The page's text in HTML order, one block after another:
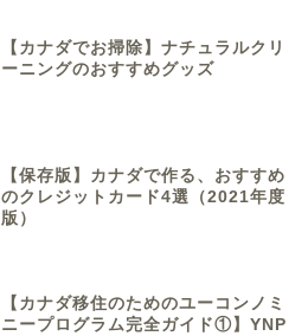
【カナダでお掃除】ナチュラルクリ
ーニングのおすすめグッズ
【保存版】カナダで作る、おすすめ
のクレジットカード4選（2021年度
版）
【カナダ移住のためのユーコンノミ
ニープログラム完全ガイド①】YNP